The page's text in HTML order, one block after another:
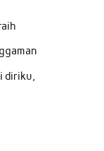
diriku,